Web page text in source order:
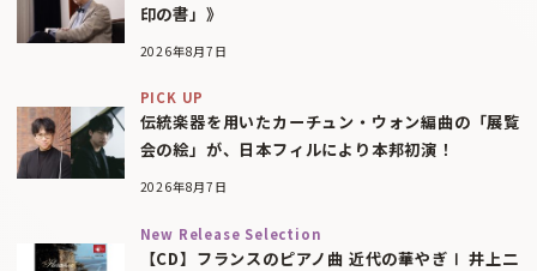
印の書」》
2026年8月7日
PICK UP
伝統楽器を用いたカーチュン・ウォン編曲の「展覧
会の絵」が、日本フィルにより本邦初演！
2026年8月7日
New Release Selection
【CD】フランスのピアノ曲 近代の華やぎⅠ 井上二